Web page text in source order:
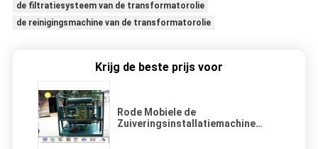
de filtratiesysteem van de transformatorolie
de reinigingsmachine van de transformatorolie
Krijg de beste prijs voor
Rode Mobiele de
Zuiveringsinstallatiemachine